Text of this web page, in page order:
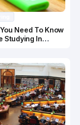
Need To Know
Studying In